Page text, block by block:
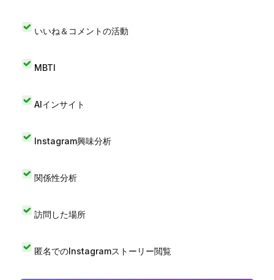
いいね＆コメントの活動
MBTI
AIインサイト
Instagram興味分析
関係性分析
訪問した場所
匿名でのInstagramストーリー閲覧